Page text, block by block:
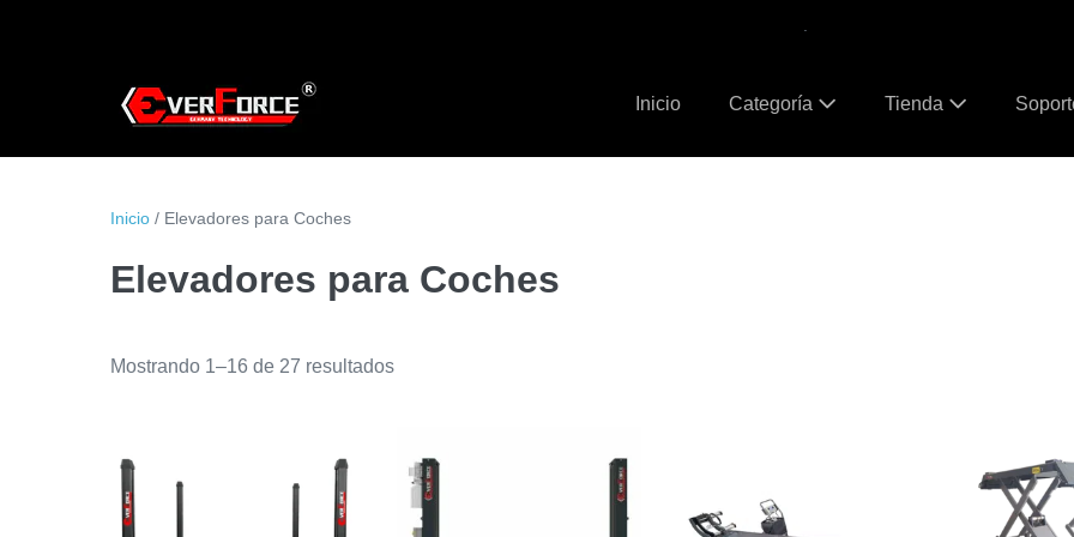
Inicio Categoría Tienda
Inicio / Elevadores para Coches
Elevadores para Coches
Mostrando 1–16 de 27 resultadosOrdenado
últimos